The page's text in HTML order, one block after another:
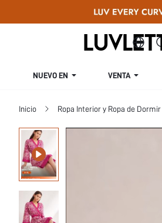
NUEVO EN VENTA
Inicio Ropa Interior y Ropa de Dormir